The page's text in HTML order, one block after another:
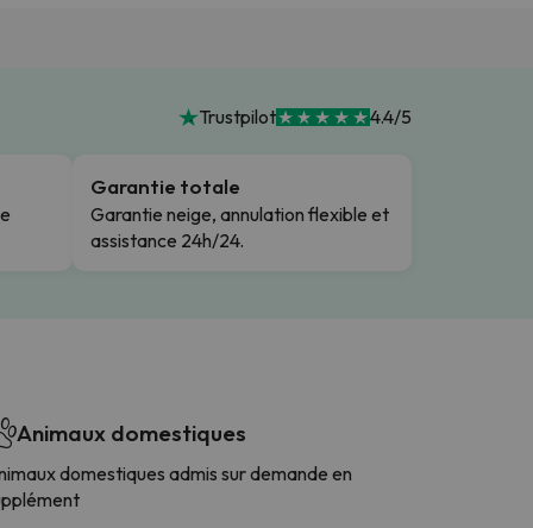
Trustpilot 4.4/5
Garantie totale
Garantie neige, annulation flexible et
assistance 24h/24.
Animaux domestiques
domestiques admis sur demande en